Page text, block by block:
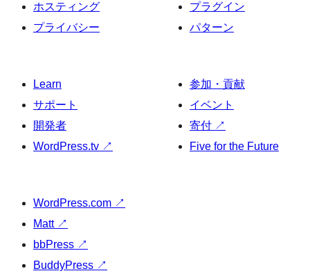
ホスティング
プライバシー
プラグイン
パターン
Learn
サポート
開発者
WordPress.tv ↗
参加・貢献
イベント
寄付 ↗
Five for the Future
WordPress.com ↗
Matt ↗
bbPress ↗
BuddyPress ↗